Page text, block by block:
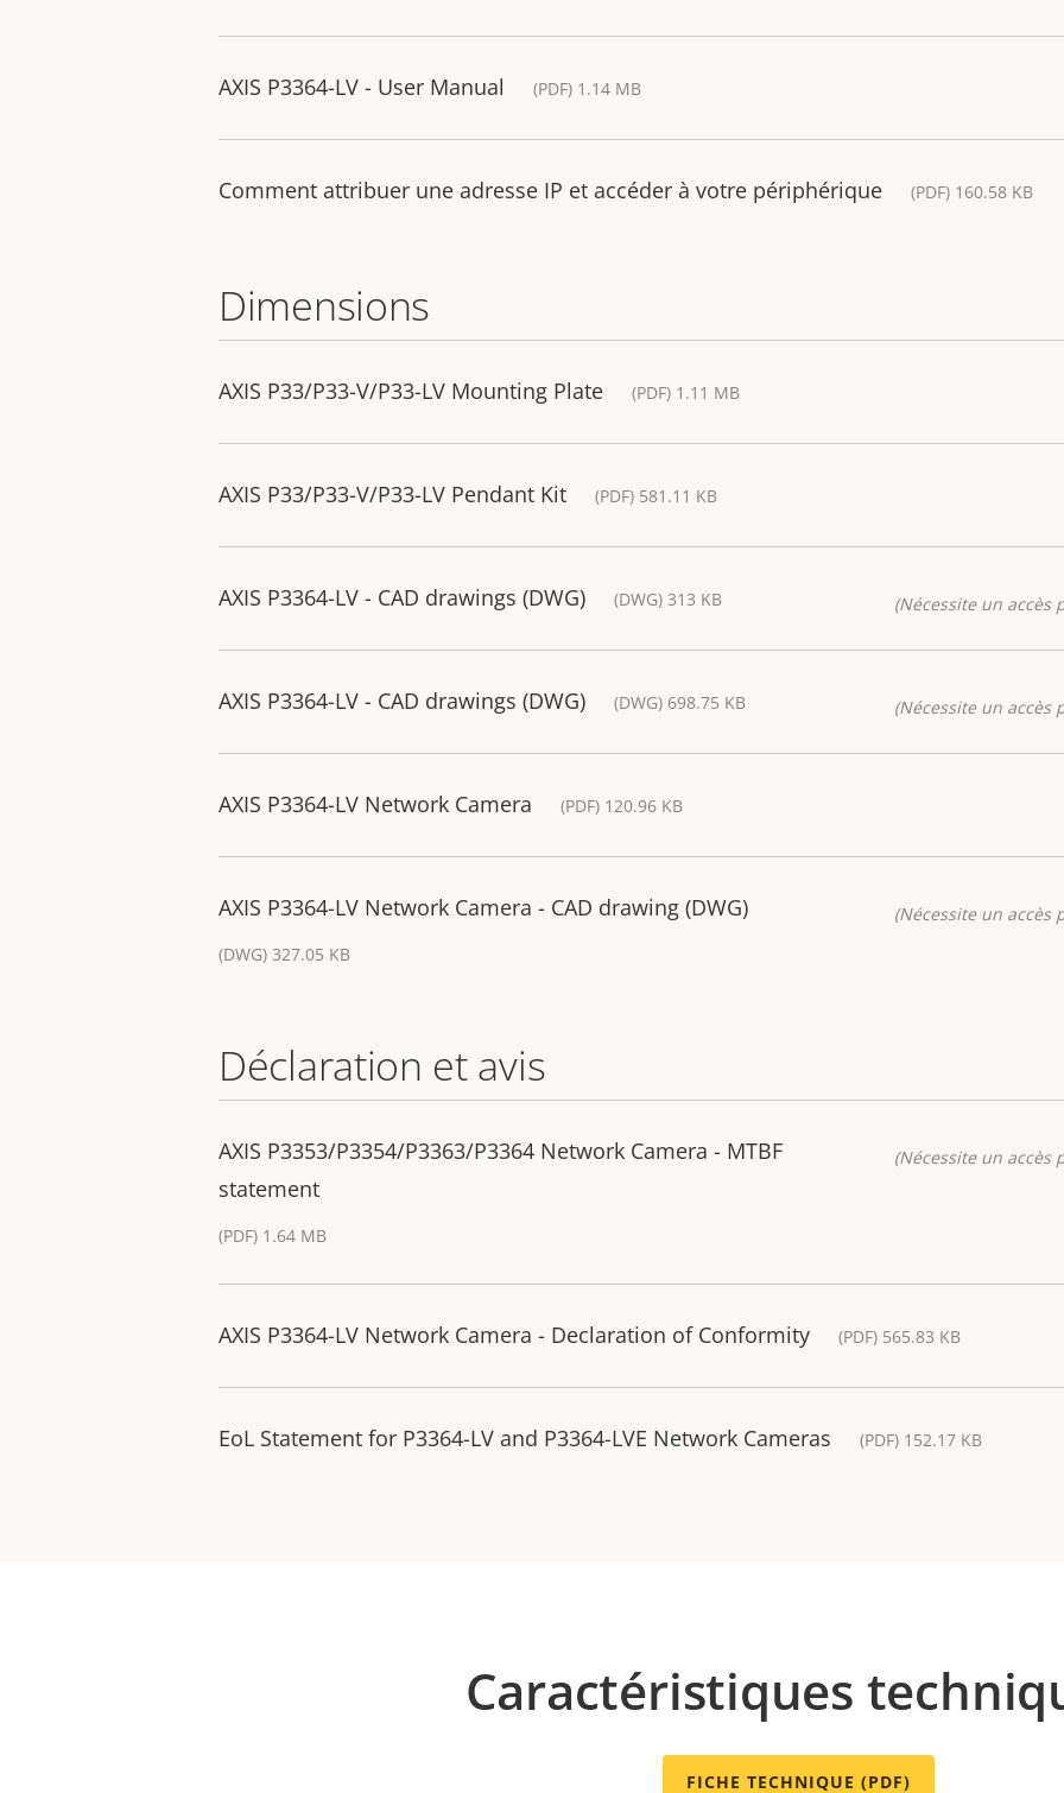
AXIS P3364-LV - User Manual (PDF) 1.14 MB
Comment attribuer une adresse IP et accéder à votre périphérique (PDF) 160.58 KB
Dimensions
AXIS P33/P33-V/P33-LV Mounting Plate (PDF) 1.11 MB
AXIS P33/P33-V/P33-LV Pendant Kit (PDF) 581.11 KB
AXIS P3364-LV - CAD drawings (DWG) (DWG) 313 KB (Nécessite un accès
AXIS P3364-LV - CAD drawings (DWG) (DWG) 698.75 KB (Nécessite un accès
AXIS P3364-LV Network Camera (PDF) 120.96 KB
AXIS P3364-LV Network Camera - CAD drawing (DWG)
(DWG) 327.05 KB
(Nécessite un accès
Déclaration et avis
AXIS P3353/P3354/P3363/P3364 Network Camera - MTBF
statement
(PDF) 1.64 MB
(Nécessite un accès
AXIS P3364-LV Network Camera - Declaration of Conformity (PDF) 565.83 KB
EoL Statement for P3364-LV and P3364-LVE Network Cameras (PDF) 152.17 KB
Caractéristiques
FICHE TECHNIQUE (PDF)